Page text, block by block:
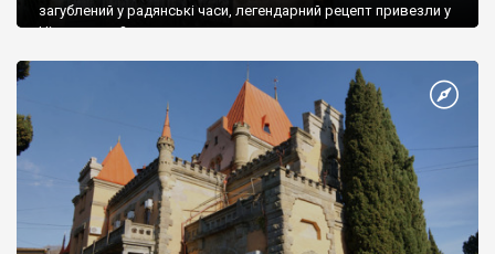
загублений у радянські часи, легендарний рецепт привезли у
Ніжин греки?